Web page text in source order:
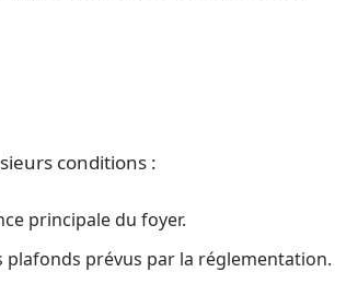
conditions :
principale du foyer.
plafonds prévus par la réglementation.